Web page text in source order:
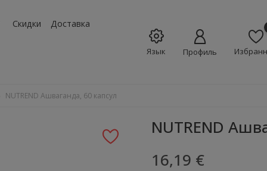
Скидки Доставка
Язык Профиль
NUTREND Ашваганда, 60 капсул
NUTREND
16,19 €